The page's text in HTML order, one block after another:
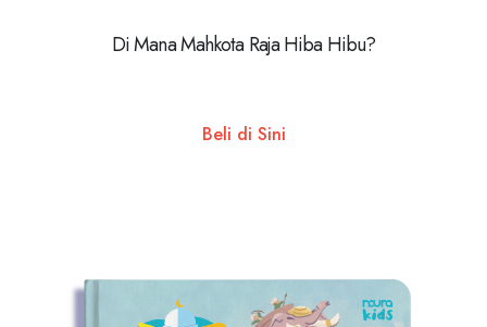
Di Mana Mahkota Raja Hiba Hibu?
Beli di Sini